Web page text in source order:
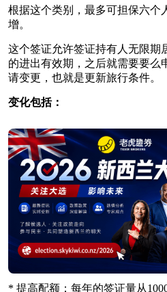
根据这个类别，最多可担保六个
增。
这个签证允许签证持有人无限期
的进出有效期，之后就需要要么
请变更，也就是更新旅行条件。
变化包括：
* 提高配额：每年的签证量从